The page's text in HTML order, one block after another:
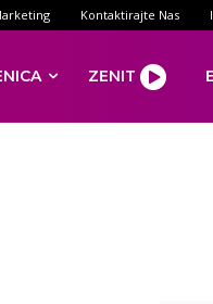
Kontaktirajte Nas
ZENIT